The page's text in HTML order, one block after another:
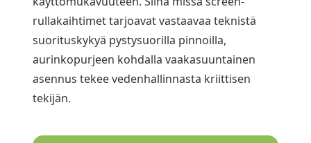
rullakaihtimet tarjoavat vastaavaa teknistä
suorituskykyä pystysuorilla pinnoilla,
aurinkopurjeen kohdalla vaakasuuntainen
asennus tekee vedenhallinnasta kriittisen
tekijän.